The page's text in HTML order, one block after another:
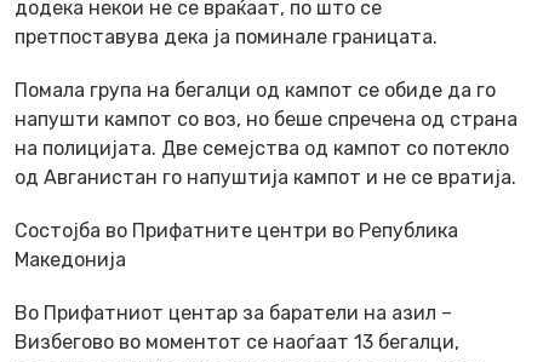
додека некои не се враќаат, по што се
претпоставува дека ја поминале границата.
Помала група на бегалци од кампот се обиде да го
напушти кампот со воз, но беше спречена од страна
на полицијата. Две семејства од кампот со потекло
од Авганистан го напуштија кампот и не се вратија.
Состојба во Прифатните центри во Република
Македонија
Во Прифатниот центар за баратели на азил –
Визбегово во моментот се наоѓаат 13 бегалци,